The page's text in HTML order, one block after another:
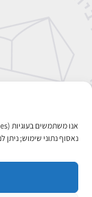
נאסוף נתוני שימוש;